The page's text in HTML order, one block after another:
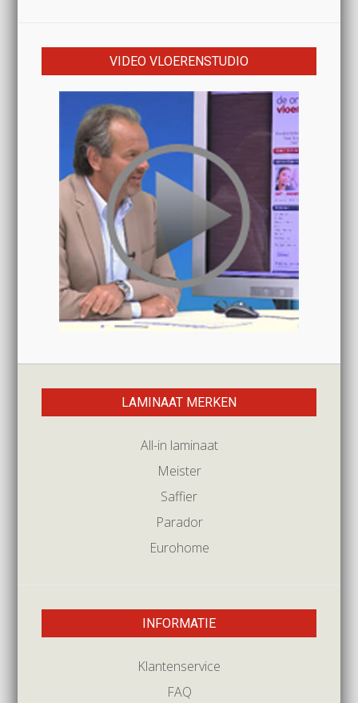
VIDEO VLOERENSTUDIO
LAMINAAT MERKEN
All-in laminaat
Meister
Saffier
Parador
Eurohome
INFORMATIE
Klantenservice
FAQ